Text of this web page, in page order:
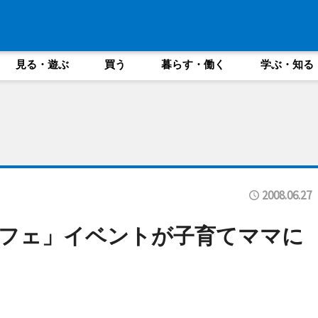
見る・遊ぶ 買う 暮らす・働く 学ぶ・知る
2008.06.27
ェ」イベントが子育てママに